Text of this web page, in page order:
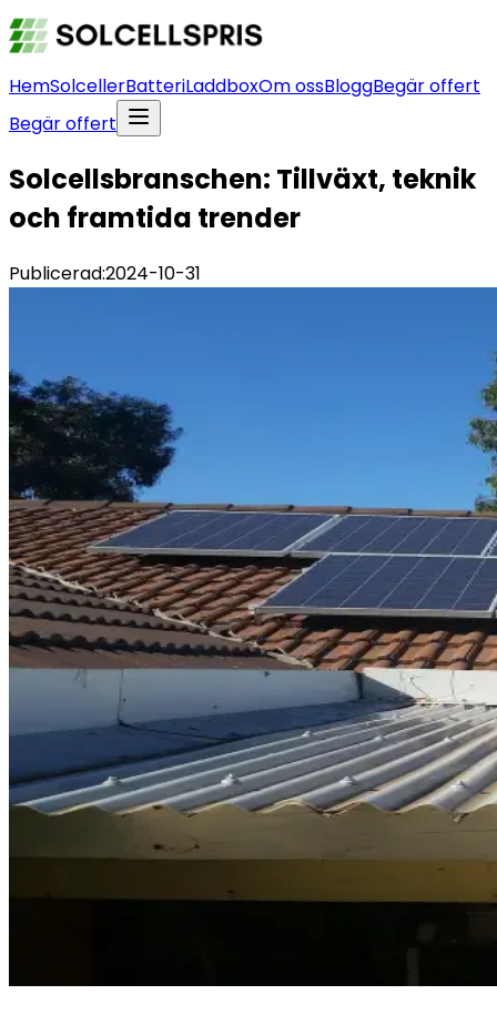
HemSolcellerBatteriLaddboxOm ossBloggBegär offert
Begär offert
Solcellsbranschen: Tillväxt, teknik
och framtida trender
Publicerad:2024-10-31